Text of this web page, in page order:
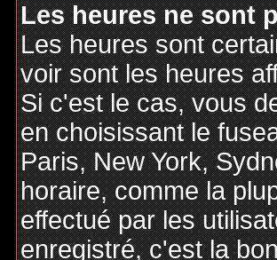
Les heures ne sont
Les heures sont
voir sont les heures
Si c'est le cas, vous
en choisissant le
Paris, New York,
horaire, comme la
effectué par les
enregistré, c'est la